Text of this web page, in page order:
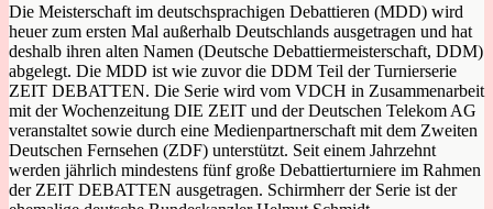
Die Meisterschaft im deutschsprachigen Debattieren (MDD) wird
heuer zum ersten Mal außerhalb Deutschlands ausgetragen und hat
deshalb ihren alten Namen (Deutsche Debattiermeisterschaft, DDM)
abgelegt. Die MDD ist wie zuvor die DDM Teil der Turnierserie
ZEIT DEBATTEN. Die Serie wird vom VDCH in Zusammenarbeit
mit der Wochenzeitung DIE ZEIT und der Deutschen Telekom AG
veranstaltet sowie durch eine Medienpartnerschaft mit dem Zweiten
Deutschen Fernsehen (ZDF) unterstützt. Seit einem Jahrzehnt
werden jährlich mindestens fünf große Debattierturniere im Rahmen
der ZEIT DEBATTEN ausgetragen. Schirmherr der Serie ist der